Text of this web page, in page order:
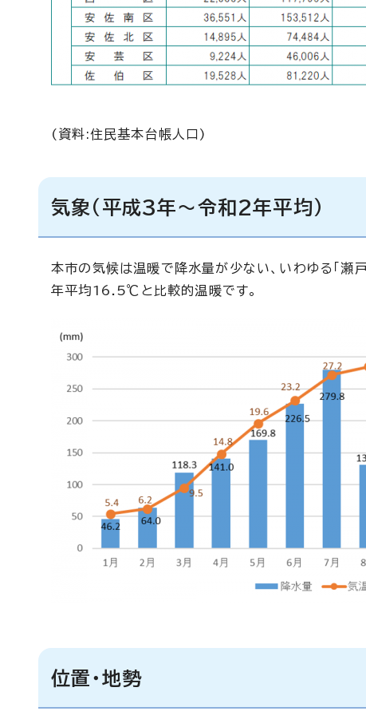
(資料:住民基本台帳人口)
気象（平成3年～令和2年平均）
本市の気候は温暖で降水量が少ない、いわゆる「
年平均16.5℃と比較的温暖です。
位置・地勢